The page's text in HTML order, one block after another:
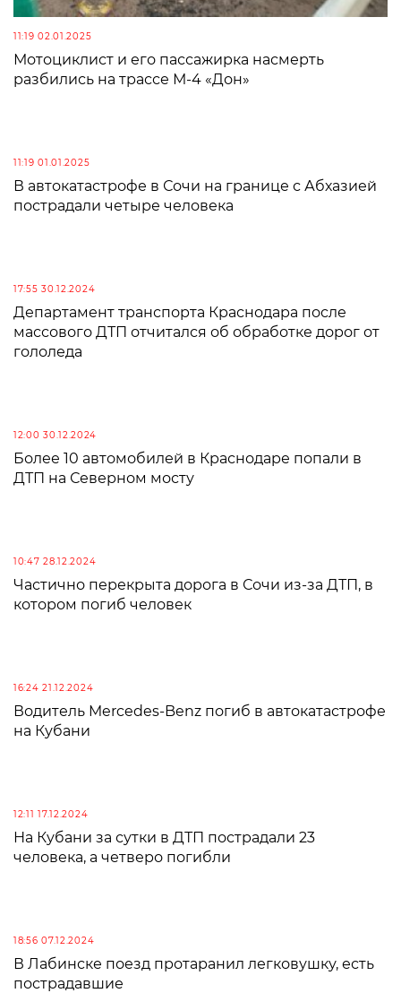
11:19 02.01.2025
Мотоциклист и его пассажирка насмерть
разбились на трассе М-4 «Дон»
11:19 01.01.2025
В автокатастрофе в Сочи на границе с Абхазией
пострадали четыре человека
17:55 30.12.2024
Департамент транспорта Краснодара после
массового ДТП отчитался об обработке дорог от
гололеда
12:00 30.12.2024
Более 10 автомобилей в Краснодаре попали в
ДТП на Северном мосту
10:47 28.12.2024
Частично перекрыта дорога в Сочи из-за ДТП, в
котором погиб человек
16:24 21.12.2024
Водитель Mercedes-Benz погиб в автокатастрофе
на Кубани
12:11 17.12.2024
На Кубани за сутки в ДТП пострадали 23
человека, а четверо погибли
18:56 07.12.2024
В Лабинске поезд протаранил легковушку, есть
пострадавшие